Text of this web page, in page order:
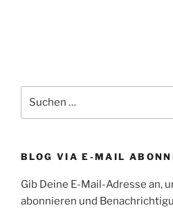
nach:
BLOG VIA E-MAIL
Gib Deine E-Mail-Adresse an,
abonnieren und